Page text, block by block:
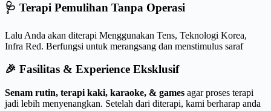
🩺 Terapi Pemulihan Tanpa Operasi
Lalu Anda akan diterapi Menggunakan Tens, Teknologi Korea,
Infra Red. Berfungsi untuk merangsang dan menstimulus saraf
🎉 Fasilitas & Experience Eksklusif
Senam rutin, terapi kaki, karaoke, & games agar proses terapi
jadi lebih menyenangkan. Setelah dari diterapi, kami berharap anda